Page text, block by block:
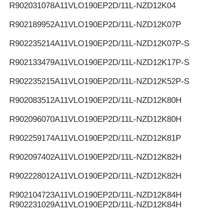
R902031078A11VLO190EP2D/11L-NZD12K04
R902189952A11VLO190EP2D/11L-NZD12K07P
R902235214A11VLO190EP2D/11L-NZD12K07P-S
R902133479A11VLO190EP2D/11L-NZD12K17P-S
R902235215A11VLO190EP2D/11L-NZD12K52P-S
R902083512A11VLO190EP2D/11L-NZD12K80H
R902096070A11VLO190EP2D/11L-NZD12K80H
R902259174A11VLO190EP2D/11L-NZD12K81P
R902097402A11VLO190EP2D/11L-NZD12K82H
R902228012A11VLO190EP2D/11L-NZD12K82H
R902104723A11VLO190EP2D/11L-NZD12K84H
R902231029A11VLO190EP2D/11L-NZD12K84H